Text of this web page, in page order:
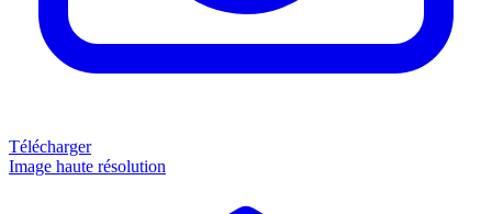
Télécharger
Image haute résolution